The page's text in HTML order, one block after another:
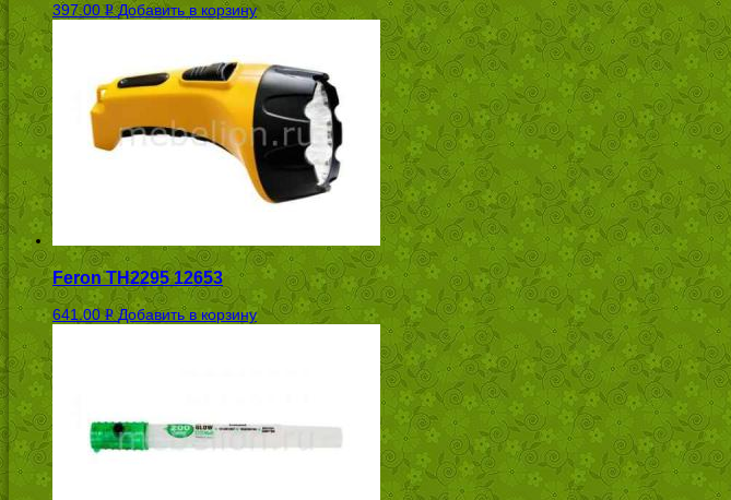
397.00Р Добавить в корзину
Feron TH2295 12653
641.00Р Добавить в корзину